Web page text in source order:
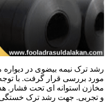
رشد ترک نیمه بیضوی در
مورد بررسی قرار گرفت. با
مخازن استوانه ای تحت فشار.
و تجربی. جهت رشد ترک